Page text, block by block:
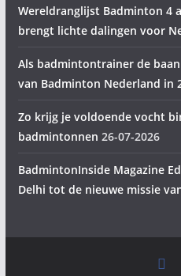
Wereldranglijst Badminton 4
brengt lichte dalingen voor
Als badmintontrainer de
van Badminton Nederland in
Zo krijg je voldoende vocht
badmintonnen 26-07-2026
BadmintonInside Magazine
Delhi tot de nieuwe missie